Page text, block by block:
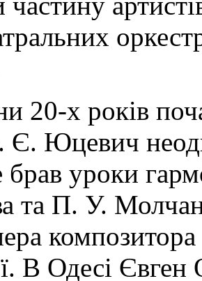
20-х років
Юцевич
брав уроки
та П. У.
В Одесі